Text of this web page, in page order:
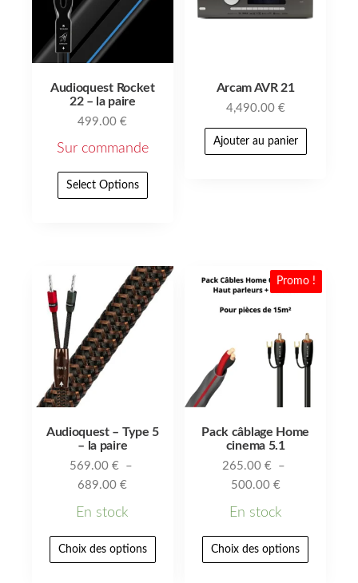
Audioquest Rocket
22 – la paire
499.00€
Sur commande
Select Options
Arcam AVR 21
4,490.00 €
Ajouter au panier
Audioquest – Type 5
– la paire
569.00 €
–
689.00€
En stock
Choix des options
Promo !
Pack câblage Home
cinema 5.1
265.00€ –
500.00 €
En stock
Choix des options